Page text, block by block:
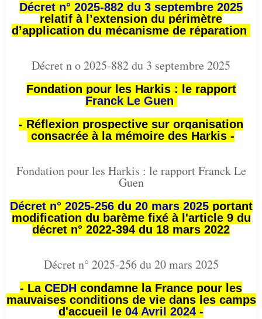
Décret n° 2025-882 du 3 septembre 2025
relatif à l’extension du périmètre
d’application du mécanisme de réparation
Décret n o 2025-882 du 3 septembre 2025
Fondation pour les Harkis : le rapport
Franck Le Guen
- Réflexion prospective sur organisation
consacrée à la mémoire des Harkis -
Fondation pour les Harkis : le rapport Franck Le
Guen
Décret n° 2025-256 du 20 mars 2025portant
modification du barème fixé à l'article 9 du
décret n° 2022-394 du 18 mars 2022
Décret n° 2025-256 du 20 mars 2025
- La CEDH condamne la France pour les
mauvaises conditions de vie dans les camps
d'accueil le 04 Avril 2024 -